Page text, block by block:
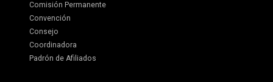
Comisión Permanente
Convención
Consejo
Coordinadora
Padrón de Afiliados